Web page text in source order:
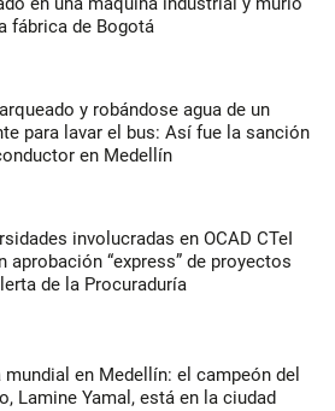
fábrica de Bogotá
y robándose agua de un
para lavar el bus: Así fue la sanción
en Medellín
involucradas en OCAD CTeI
aprobación “express” de proyectos
de la Procuraduría
en Medellín: el campeón del
Lamine Yamal, está en la ciudad